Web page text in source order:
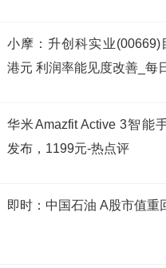
小摩：升创科实业(00669)
港元 利润率能见度改善_每
华米Amazfit Active 3智能
发布，1199元-热点评
即时：中国石油 A股市值重